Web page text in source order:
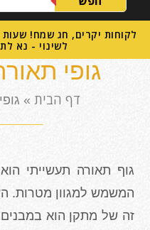
לקוחות יקרים, חג שמח! שעות
לשינוי - נא
גופי
דף הבית »
גוף תאורה תעשייתי
המשמש למגוון מטרות.
זה של מתקן הוא